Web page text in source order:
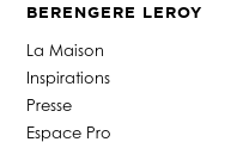
BERENGERE LEROY
La Maison
Inspirations
Presse
Espace Pro